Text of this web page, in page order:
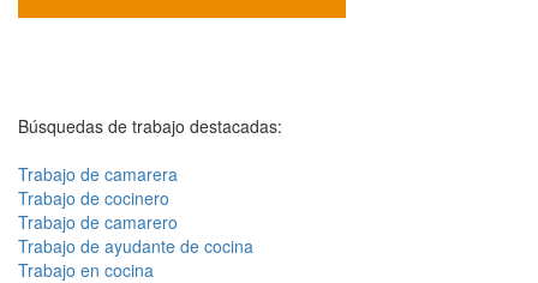
Búsquedas de trabajo destacadas:
Trabajo de camarera
Trabajo de cocinero
Trabajo de camarero
Trabajo de ayudante de cocina
Trabajo en cocina